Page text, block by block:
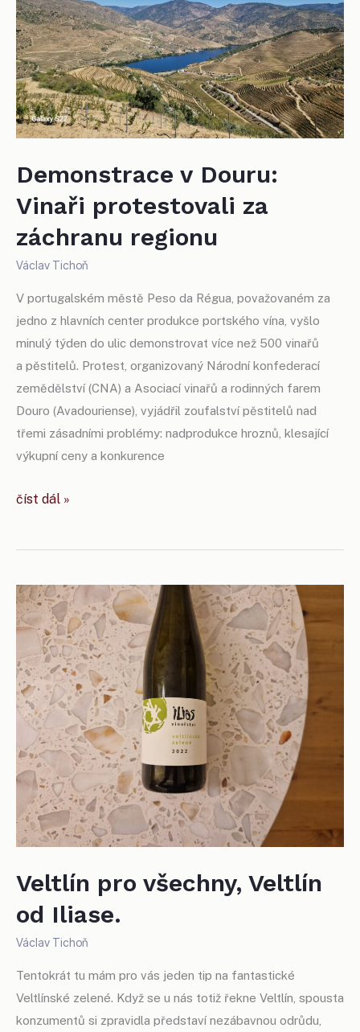
Demonstrace v Douru:
Vinaři protestovali za
záchranu regionu
Václav Tichoň
V portugalském městě Peso da Régua, považovaném za
jedno z hlavních center produkce portského vína, vyšlo
minulý týden do ulic demonstrovat více než 500 vinařů
a pěstitelů. Protest, organizovaný Národní konfederací
zemědělství (CNA) a Asociací vinařů a rodinných farem
Douro (Avadouriense), vyjádřil zoufalství pěstitelů nad
třemi zásadními problémy: nadprodukce hroznů, klesající
výkupní ceny a konkurence
demonstrace
za
záchranu
regionu
číst dál »
Veltlín pro všechny, Veltlín
od Iliase.
Václav Tichoň
Tentokrát tu mám pro vás jeden tip na fantastické
Veltlínské zelené. Když se u nás totiž řekne Veltlín, spousta
konzumentů si zpravidla představí nezábavnou odrůdu,